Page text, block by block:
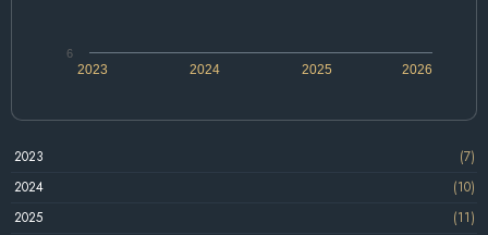
2024 2026
2023 2025
6
2023
(7)
2024
(10)
2025
(11)